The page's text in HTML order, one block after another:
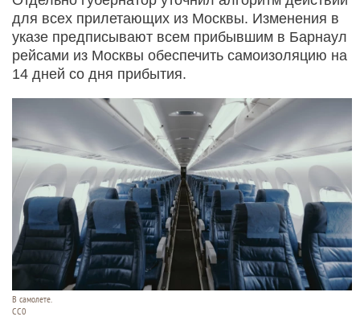
для всех прилетающих из Москвы. Изменения в
указе предписывают всем прибывшим в Барнаул
рейсами из Москвы обеспечить самоизоляцию на
14 дней со дня прибытия.
В самолете.
CC0